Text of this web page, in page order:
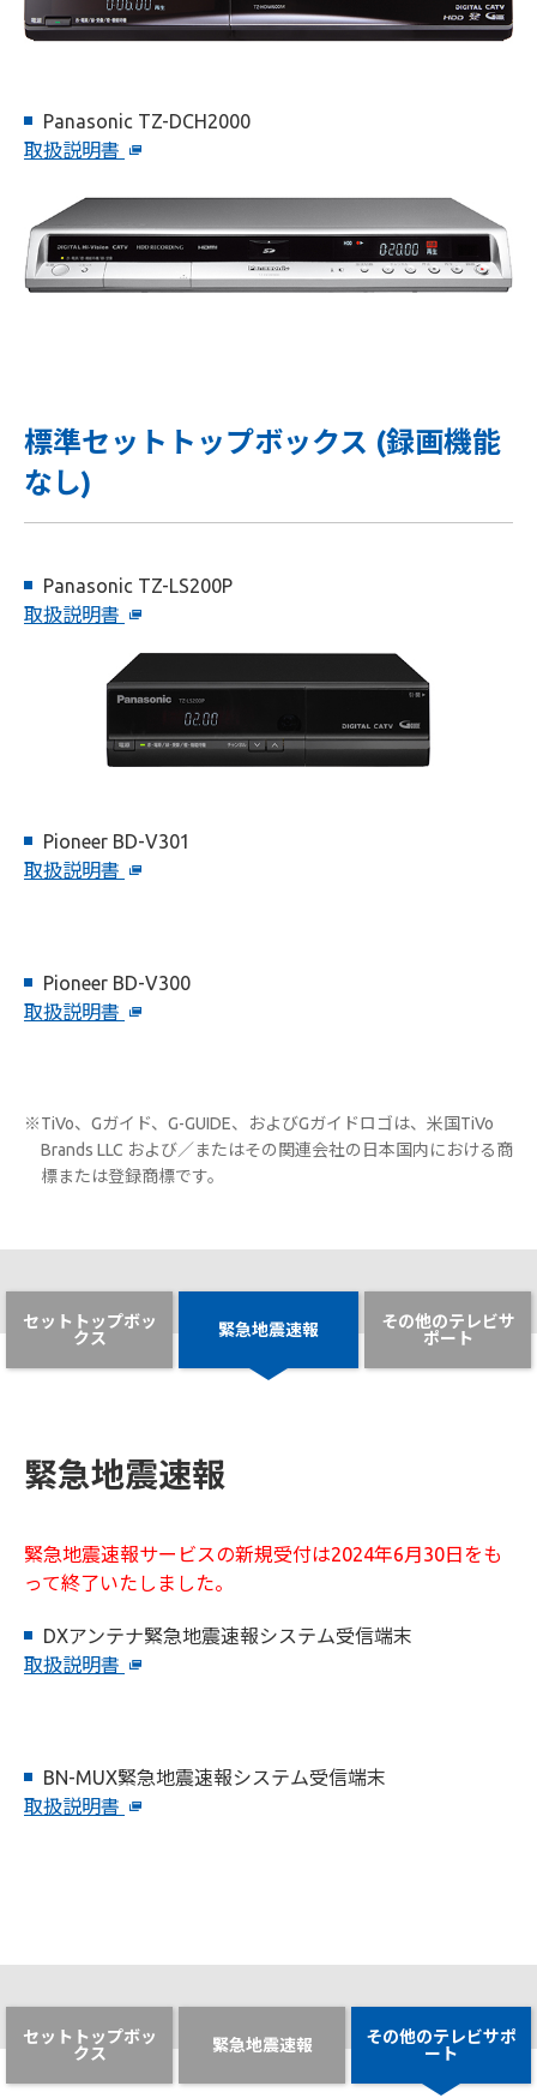
Panasonic TZ-DCH2000
取扱説明書
標準セットトップボックス (録画機能
なし)
Panasonic TZ-LS200P
取扱説明書
Pioneer BD-V301
取扱説明書
Pioneer BD-V300
取扱説明書
※TiVo、Gガイド、G-GUIDE、およびGガイドロゴは、米国TiVo
Brands LLC および／またはその関連会社の日本国内における商
標または登録商標です。
セットトップボッ
クス
緊急地震速報
その他のテレビサ
ポート
緊急地震速報
緊急地震速報サービスの新規受付は2024年6月30日をも
って終了いたしました。
DXアンテナ緊急地震速報システム受信端末
取扱説明書
BN-MUX緊急地震速報システム受信端末
取扱説明書
セットトップボッ
クス
緊急地震速報
その他のテレビサポ
ート